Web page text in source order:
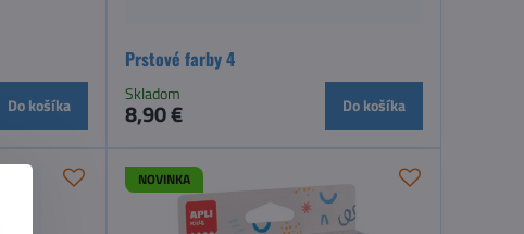
Do košíka
Prstové farby 4
Skladom
8,90 € Do košíka
NOVINKA